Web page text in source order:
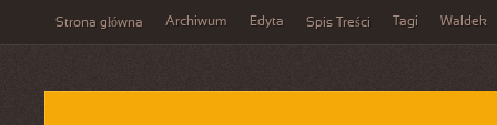
Strona główna Archiwum Edyta Spis Treści Tagi Waldek